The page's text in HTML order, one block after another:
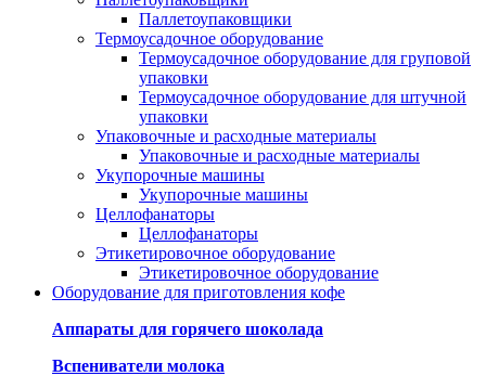
Паллетоупаковщики
Термоусадочное оборудование
Термоусадочное оборудование для груповой
упаковки
Термоусадочное оборудование для штучной
упаковки
Упаковочные и расходные материалы
Упаковочные и расходные материалы
Укупорочные машины
Укупорочные машины
Целлофанаторы
Целлофанаторы
Этикетировочное оборудование
Этикетировочное оборудование
Оборудование для приготовления кофе
Аппараты для горячего шоколада
Вспениватели молока